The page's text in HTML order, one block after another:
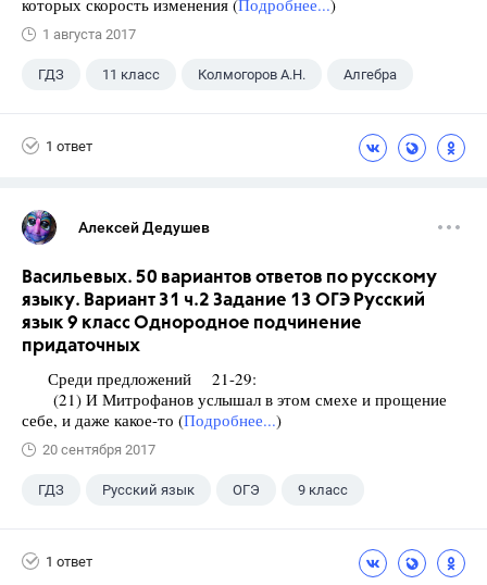
которых скорость изменения (Подробнее...)
1 августа 2017
ГДЗ 11 класс Колмогоров А.Н. Алгебра
1 ответ
Алексей Дедушев
Васильевых. 50 вариантов ответов по русскому
языку. Вариант 31 ч.2 Задание 13 ОГЭ Русский
язык 9 класс Однородное подчинение
придаточных
Среди предложений 21-29:
(21) И Митрофанов услышал в этом смехе и прощение
себе, и даже какое-то (Подробнее...)
20 сентября 2017
ГДЗ Русский язык ОГЭ 9 класс
1 ответ